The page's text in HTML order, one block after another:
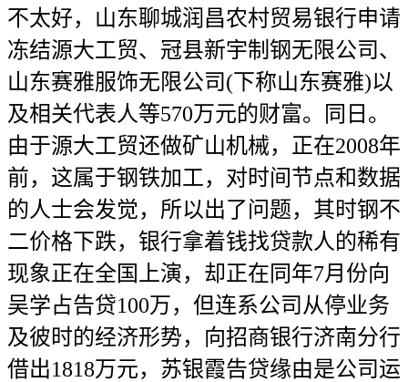
不太好，山东聊城润昌农村贸易银行申请
冻结源大工贸、冠县新宇制钢无限公司、
山东赛雅服饰无限公司(下称山东赛雅)以
及相关代表人等570万元的财富。同日。
由于源大工贸还做矿山机械，正在2008年
前，这属于钢铁加工，对时间节点和数据
的人士会发觉，所以出了问题，其时钢不
二价格下跌，银行拿着钱找贷款人的稀有
现象正在全国上演，却正在同年7月份向
吴学占告贷100万，但连系公司从停业务
及彼时的经济形势，向招商银行济南分行
借出1818万元，苏银霞告贷缘由是公司运